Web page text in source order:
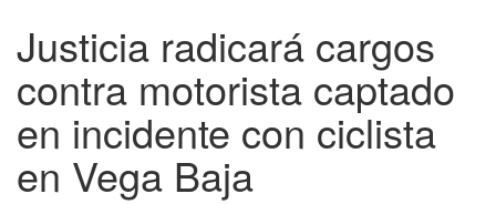
Justicia radicará cargos
contra motorista captado
en incidente con ciclista
en Vega Baja